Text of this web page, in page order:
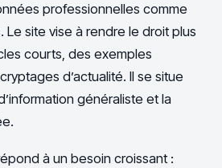
professionnelles comme
Le site vise à rendre le droit plus
courts, des exemples
d’actualité. Il se situe
généraliste et la
à un besoin croissant :